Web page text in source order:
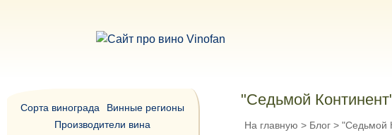
"Седьмой
На главную > Блог >"Седьмой
Сорта винограда
Винные регионы
Производители вина